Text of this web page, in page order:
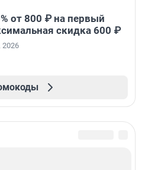
от 800 ₽ на первый
скидка 600 ₽
2026